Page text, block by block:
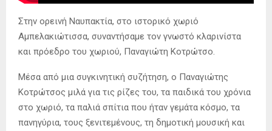
Στην ορεινή Ναυπακτία, στο ιστορικό χωριό
Αμπελακιώτισσα, συναντήσαμε τον γνωστό κλαρινίστα
και πρόεδρο του χωριού, Παναγιώτη Κοτρώτσο.
Μέσα από μια συγκινητική συζήτηση, ο Παναγιώτης
Κοτρώτσος μιλά για τις ρίζες του, τα παιδικά του χρόνια
στο χωριό, τα παλιά σπίτια που ήταν γεμάτα κόσμο, τα
πανηγύρια, τους ξενιτεμένους, τη δημοτική μουσική και